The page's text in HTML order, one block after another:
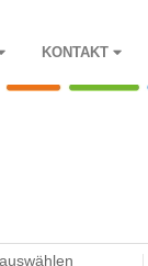
KON­TAKT